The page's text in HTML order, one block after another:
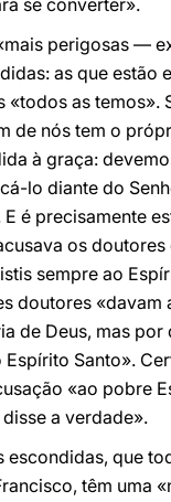
se converter».
perigosas —
as que estão
«todos as temos».
de nós tem o
à graça:
lo diante do
é precisamente
os doutores
sempre ao
doutores «davam
de Deus, mas por
Santo».
«ao pobre
a verdade».
escondidas, que
têm uma